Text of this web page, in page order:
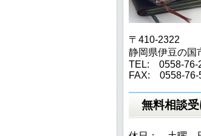
〒410-2322
静岡県伊豆の国
TEL: 0558-76-
FAX: 0558-76-
無料相談